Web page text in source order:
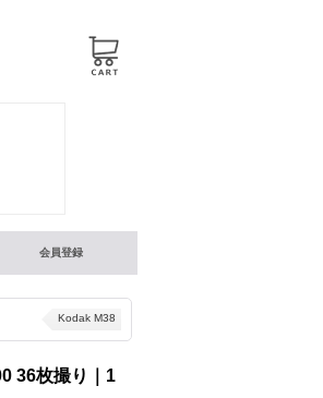
会員登録
Kodak M38
36枚撮り｜1